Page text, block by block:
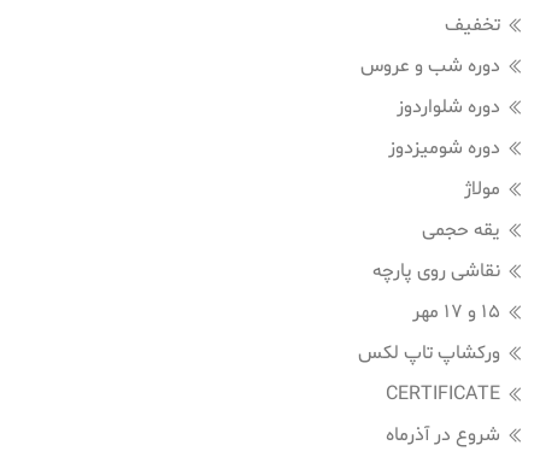
تخفیف
دوره شب و عروس
دوره شلواردوز
دوره شومیزدوز
مولاژ
یقه حجمی
نقاشی روی پارچه
15 و 17 مهر
ورکشاپ تاپ لکس
CERTIFICATE
شروع در آذرماه